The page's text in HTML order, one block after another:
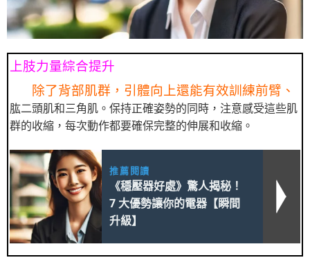
上肢力量綜合提升
除了背部肌群，引體向上還能有效訓練前臂、
肱二頭肌和三角肌。保持正確姿勢的同時，注意感受這些肌
群的收縮，每次動作都要確保完整的伸展和收縮。
推薦閱讀
《穩壓器好處》驚人揭秘！
7 大優勢讓你的電器【瞬間
升級】